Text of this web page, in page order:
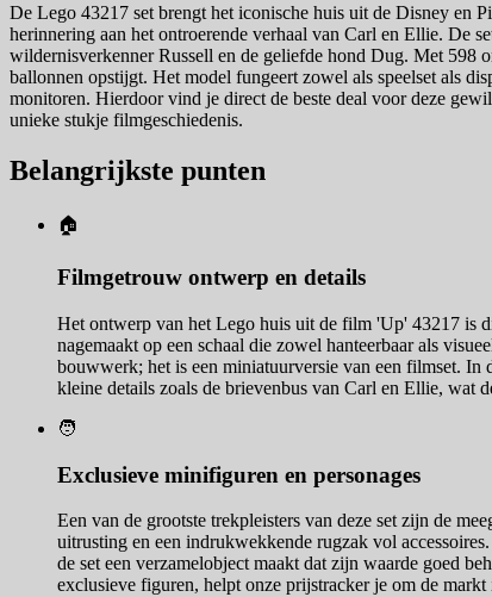
De Lego 43217 set brengt het iconische huis uit de Disney en
herinnering aan het ontroerende verhaal van Carl en Ellie. De
wildernisverkenner Russell en de geliefde hond Dug. Met 598
ballonnen opstijgt. Het model fungeert zowel als speelset als
monitoren. Hierdoor vind je direct de beste deal voor deze
unieke stukje filmgeschiedenis.
Belangrijkste punten
🏠
Filmgetrouw ontwerp en details
Het ontwerp van het Lego huis uit de film 'Up' 43217 is
nagemaakt op een schaal die zowel hanteerbaar als
bouwwerk; het is een miniatuurversie van een filmset.
kleine details zoals de brievenbus van Carl en Ellie, wat
🧑‍
Exclusieve minifiguren en personages
Een van de grootste trekpleisters van deze set zijn de
uitrusting en een indrukwekkende rugzak vol
de set een verzamelobject maakt dat zijn waarde goed
exclusieve figuren, helpt onze prijstracker je om de